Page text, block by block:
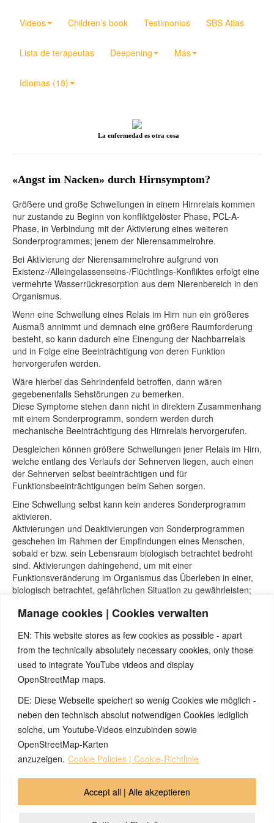
Manage cookies | Cookies verwalten
EN: This website stores as few cookies as possible - apart
from the technically absolutely necessary cookies, only those
used to integrate YouTube videos and display
OpenStreetMap maps.
DE: Diese Webseite speichert so wenig Cookies wie möglich -
neben den technisch absolut notwendigen Cookies lediglich
solche, um Youtube-Videos einzubinden sowie
OpenStreetMap-Karten
anzuzeigen. Cookie Policies | Cookie-Richtlinie
Accept all | Alle akzeptieren
Videos Children’s book Testimonios SBS Atlas
Lista de terapeutas Deepening Más
Idiomas (18)
La enfermedad es otra cosa
«Angst im Nacken» durch Hirnsymptom?
Größere und große Schwellungen in einem Hirnrelais kommen
nur zustande zu Beginn von konfliktgelöster Phase, PCL-A-
Phase, in Verbindung mit der Aktivierung eines weiteren
Sonderprogrammes; jenem der Nierensammelrohre.
Bei Aktivierung der Nierensammelrohre aufgrund von
Existenz-/Alleingelassenseins-/Flüchtlings-Konfliktes erfolgt eine
vermehrte Wasserrückresorption aus dem Nierenbereich in den
Organismus.
Wenn eine Schwellung eines Relais im Hirn nun ein größeres
Ausmaß annimmt und demnach eine größere Raumforderung
besteht, so kann dadurch eine Einengung der Nachbarrelais
und in Folge eine Beeinträchtigung von deren Funktion
hervorgerufen werden.
Wäre hierbei das Sehrindenfeld betroffen, dann wären
gegebenenfalls Sehstörungen zu bemerken.
Diese Symptome stehen dann nicht in direktem Zusammenhang
mit einem Sonderprogramm, sondern werden durch
mechanische Beeinträchtigung des Hirnrelais hervorgerufen.
Desgleichen können größere Schwellungen jener Relais im Hirn,
welche entlang des Verlaufs der Sehnerven liegen, auch einen
der Sehnerven selbst beeinträchtigen und für
Funktionsbeeinträchtigungen beim Sehen sorgen.
Eine Schwellung selbst kann kein anderes Sonderprogramm
aktivieren.
Aktivierungen und Deaktivierungen von Sonderprogrammen
geschehen im Rahmen der Empfindungen eines Menschen,
sobald er bzw. sein Lebensraum biologisch betrachtet bedroht
sind. Aktivierungen dahingehend, um mit einer
Funktionsveränderung im Organismus das Überleben in einer,
biologisch betrachtet, gefährlichen Situation zu gewährleisten;
Für den Begriff „Schlaganfall“ in der Schulmedizin, im
Zusammenhang mit dem Funktionsausfall eines
Organbereiches, bestehen zwei Möglichkeiten :
– Entweder Beginn irgendeiner konfliktgelösten Phase, PCL-A,
mit Schwellung des betreffenden Hirnrelais.
– Oder aber Einblutung in einem oder mehreren Hirnrelais nach
Aufplatzen eines Blutgefäßes.
Im ersten Fall kann sich unter bestimmten Umständen und nach
einem Durchlaufen der konfliktgelösten Phase, PCL, die
Funktion des betreffenden Organbereichs wieder normalisieren.
© 2026 by Ingmar Marquardt
Política de privacidad Contacto